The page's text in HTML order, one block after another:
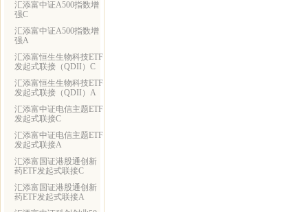
汇添富中证A500指数增
强C
汇添富中证A500指数增
强A
汇添富恒生生物科技ETF
发起式联接（QDII）C
汇添富恒生生物科技ETF
发起式联接（QDII）A
汇添富中证电信主题ETF
发起式联接C
汇添富中证电信主题ETF
发起式联接A
汇添富国证港股通创新
药ETF发起式联接C
汇添富国证港股通创新
药ETF发起式联接A